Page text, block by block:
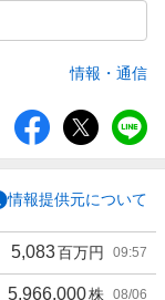
情報・通信
情報提供元について
5,083百万円 09:57
5,966,000株 08/06